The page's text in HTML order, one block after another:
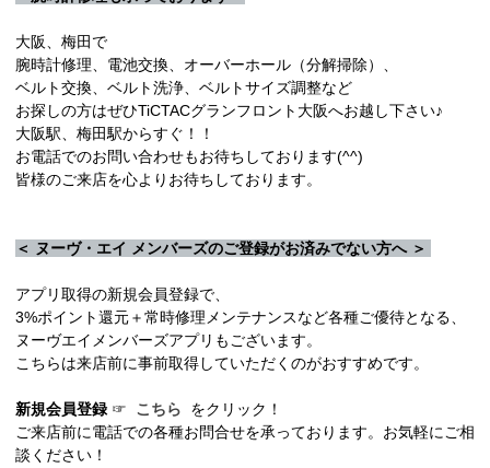
大阪、梅田で
腕時計修理、電池交換、オーバーホール（分解掃除）、
ベルト交換、ベルト洗浄、ベルトサイズ調整など
お探しの方はぜひTiCTACグランフロント大阪へお越し下さい♪
大阪駅、梅田駅からすぐ！！
お電話でのお問い合わせもお待ちしております(^^)
皆様のご来店を心よりお待ちしております。
＜ ヌーヴ・エイ メンバーズのご登録がお済みでない方へ ＞
アプリ取得の新規会員登録で、
3%ポイント還元＋常時修理メンテナンスなど各種ご優待となる、
ヌーヴエイメンバーズアプリもございます。
こちらは来店前に事前取得していただくのがおすすめです。
新規会員登録 ☞ こちら
をクリック！
ご来店前に電話での各種お問合せを承っております。お気軽にご相
談ください！